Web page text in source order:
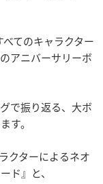
てのキャラクター
アニバーサリーボ
で振り返る、大ボ
す。
クターによるネオ
ド』と、